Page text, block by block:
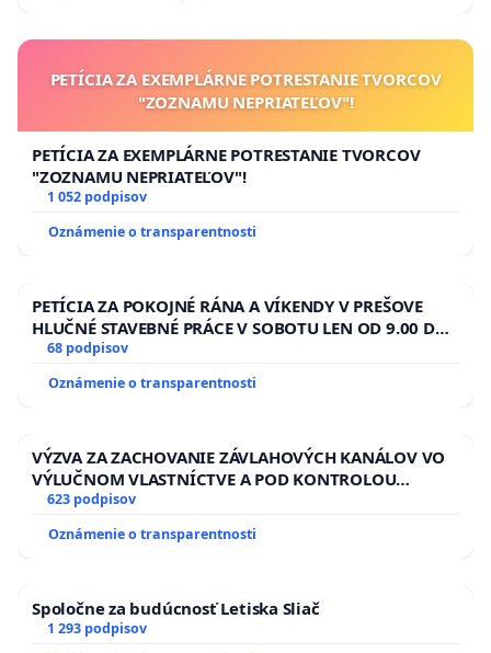
PETÍCIA ZA EXEMPLÁRNE POTRESTANIE TVORCOV
"ZOZNAMU NEPRIATEĽOV"!
PETÍCIA ZA EXEMPLÁRNE POTRESTANIE TVORCOV
"ZOZNAMU NEPRIATEĽOV"!
1 052 podpisov
Oznámenie o transparentnosti
PETÍCIA ZA POKOJNÉ RÁNA A VÍKENDY V PREŠOVE
HLUČNÉ STAVEBNÉ PRÁCE V SOBOTU LEN OD 9.00 DO
13.00 HOD., CEZ PRACOVNÝ TÝŽDEŇ CIEĽ 8.00 – 18.00
HOD. A PRAVIDELNÁ KONTROLA STAVBY C-AREA NA
ĎUMBIERSKEJ/MAGU
68 podpisov
Oznámenie o transparentnosti
VÝZVA ZA ZACHOVANIE ZÁVLAHOVÝCH KANÁLOV VO
VÝLUČNOM VLASTNÍCTVE A POD KONTROLOU
SLOVENSKEJ REPUBLIKY & žiadosť na riešenie
zanedbaného stavu závlahových a odvodňovacích
kanálov na Slovensku
623 podpisov
Oznámenie o transparentnosti
Spoločne za budúcnosť Letiska Sliač
1 293 podpisov